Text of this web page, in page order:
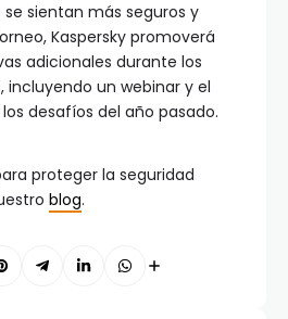
se sientan más seguros y
Kaspersky promoverá
adicionales durante los
incluyendo un webinar y el
desafíos del año pasado.
proteger la seguridad
blog.